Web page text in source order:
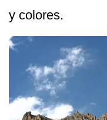
y colores.